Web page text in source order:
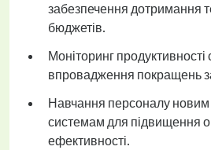
забезпечення дотримання
бюджетів.
Моніторинг продуктивності
впровадження покращень
Навчання персоналу новим
системам для підвищення
ефективності.